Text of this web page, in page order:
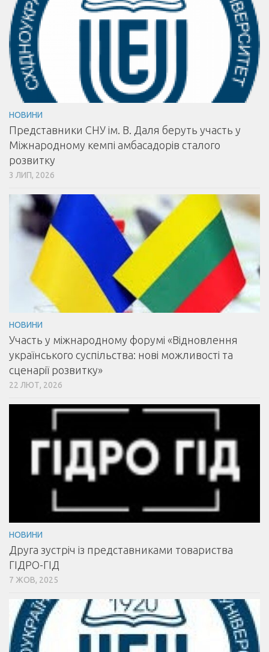
НОВИНИ
Представники СНУ ім. В. Даля беруть участь у
Міжнародному кемпі амбасадорів сталого
розвитку
3 ЛИП, 2026
НОВИНИ
Участь у міжнародному форумі «Відновлення
українського суспільства: нові можливості та
сценарії розвитку»
22 ЛЮТ, 2026
НОВИНИ
Друга зустріч із представниками товариства
ГІДРО-ГІД
7 ЖОВ, 2025